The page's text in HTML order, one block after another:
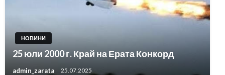
НОВИНИ
25 юли 2000 г. Край на Ерата Конкорд
admin_zarata 25.07.2025